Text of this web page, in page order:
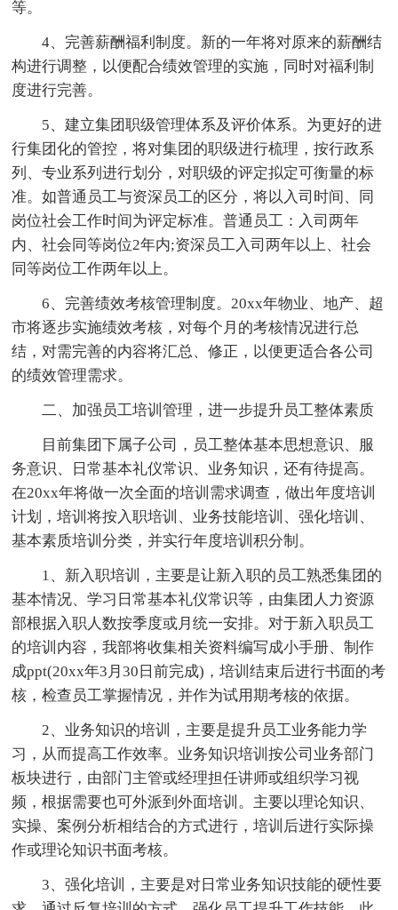
等。
4、完善薪酬福利制度。新的一年将对原来的薪酬结
构进行调整，以便配合绩效管理的实施，同时对福利制
度进行完善。
5、建立集团职级管理体系及评价体系。为更好的进
行集团化的管控，将对集团的职级进行梳理，按行政系
列、专业系列进行划分，对职级的评定拟定可衡量的标
准。如普通员工与资深员工的区分，将以入司时间、同
岗位社会工作时间为评定标准。普通员工：入司两年
内、社会同等岗位2年内;资深员工入司两年以上、社会
同等岗位工作两年以上。
6、完善绩效考核管理制度。20xx年物业、地产、超
市将逐步实施绩效考核，对每个月的考核情况进行总
结，对需完善的内容将汇总、修正，以便更适合各公司
的绩效管理需求。
二、加强员工培训管理，进一步提升员工整体素质
目前集团下属子公司，员工整体基本思想意识、服
务意识、日常基本礼仪常识、业务知识，还有待提高。
在20xx年将做一次全面的培训需求调查，做出年度培训
计划，培训将按入职培训、业务技能培训、强化培训、
基本素质培训分类，并实行年度培训积分制。
1、新入职培训，主要是让新入职的员工熟悉集团的
基本情况、学习日常基本礼仪常识等，由集团人力资源
部根据入职人数按季度或月统一安排。对于新入职员工
的培训内容，我部将收集相关资料编写成小手册、制作
成ppt(20xx年3月30日前完成)，培训结束后进行书面的考
核，检查员工掌握情况，并作为试用期考核的依据。
2、业务知识的培训，主要是提升员工业务能力学
习，从而提高工作效率。业务知识培训按公司业务部门
板块进行，由部门主管或经理担任讲师或组织学习视
频，根据需要也可外派到外面培训。主要以理论知识、
实操、案例分析相结合的方式进行，培训后进行实际操
作或理论知识书面考核。
3、强化培训，主要是对日常业务知识技能的硬性要